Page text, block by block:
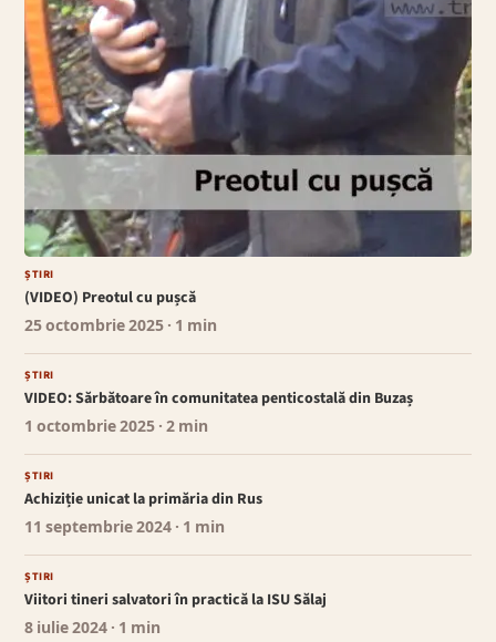
ȘTIRI
(VIDEO) Preotul cu pușcă
25 octombrie 2025 · 1 min
ȘTIRI
VIDEO: Sărbătoare în comunitatea penticostală din Buzaș
1 octombrie 2025 · 2 min
ȘTIRI
Achiziție unicat la primăria din Rus
11 septembrie 2024 · 1 min
ȘTIRI
Viitori tineri salvatori în practică la ISU Sălaj
8 iulie 2024 · 1 min